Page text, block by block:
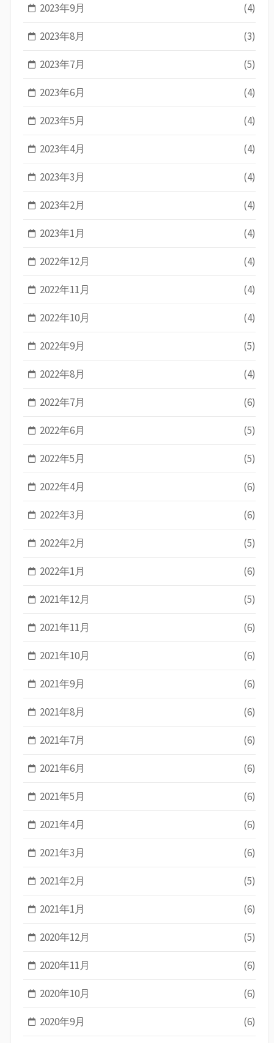
2023年9月 (4)
2023年8月 (3)
2023年7月 (5)
2023年6月 (4)
2023年5月 (4)
2023年4月 (4)
2023年3月 (4)
2023年2月 (4)
2023年1月 (4)
2022年12月 (4)
2022年11月 (4)
2022年10月 (4)
2022年9月 (5)
2022年8月 (4)
2022年7月 (6)
2022年6月 (5)
2022年5月 (5)
2022年4月 (6)
2022年3月 (6)
2022年2月 (5)
2022年1月 (6)
2021年12月 (5)
2021年11月 (6)
2021年10月 (6)
2021年9月 (6)
2021年8月 (6)
2021年7月 (6)
2021年6月 (6)
2021年5月 (6)
2021年4月 (6)
2021年3月 (6)
2021年2月 (5)
2021年1月 (6)
2020年12月 (5)
2020年11月 (6)
2020年10月 (6)
2020年9月 (6)